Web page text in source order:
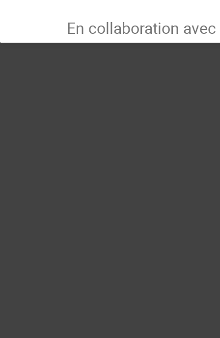
En collaboration